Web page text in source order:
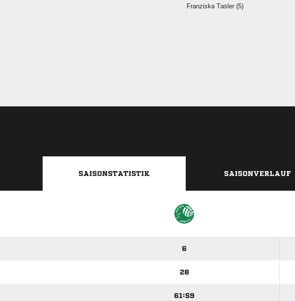
  
SAISONSTATISTIK SAISONVERLAUF
6
28
61:59